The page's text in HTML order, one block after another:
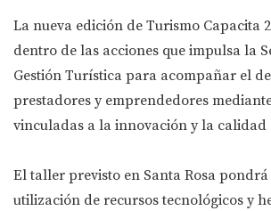
La nueva edición de Turismo Capacita
dentro de las acciones que impulsa la
Gestión Turística para acompañar el
prestadores y emprendedores
vinculadas a la innovación y la calidad
El taller previsto en Santa Rosa
utilización de recursos tecnológicos y